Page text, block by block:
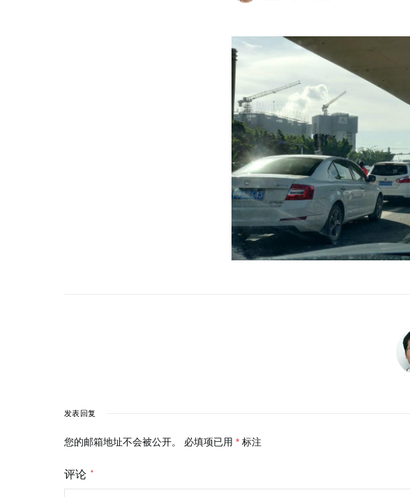
发表回复
您的邮箱地址不会被公开。 必填项已用 * 标注
评论 *